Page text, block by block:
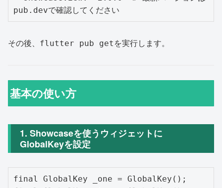
その後、 flutter pub get を実行します。
基本の使い方
1. Showcaseを使うウィジェットに
GlobalKeyを設定
final GlobalKey _one = GlobalKey();